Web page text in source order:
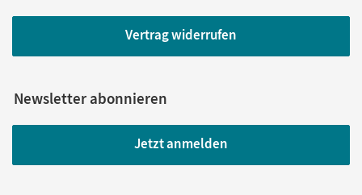
Vertrag widerrufen
Newsletter abonnieren
Jetzt anmelden